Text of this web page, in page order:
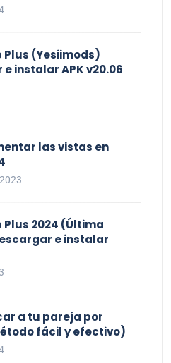
Plus (Yesiimods)
instalar APK v20.06
las vistas en
2024 (Última
e instalar
a tu pareja por
fácil y efectivo)